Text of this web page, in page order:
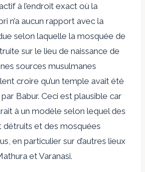
à l’endroit exact où la
n’a aucun rapport avec la
selon laquelle la mosquée de
sur le lieu de naissance de
sources musulmanes
croire qu’un temple avait été
Babur. Ceci est plausible car
à un modèle selon lequel des
détruits et des mosquées
en particulier sur d’autres lieux
et Varanasi.